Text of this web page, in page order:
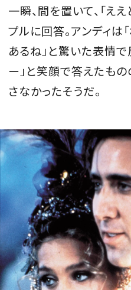
一瞬、間を置いて、「ええ
プルに回答。アンディは
あるね」と驚いた表情で
ー」と笑顔で答えたも
さなかったそうだ。